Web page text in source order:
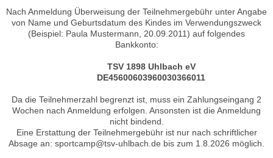
Nach Anmeldung Überweisung der Teilnehmergebühr unter Angabe
von Name und Geburtsdatum des Kindes im Verwendungszweck
(Beispiel: Paula Mustermann, 20.09.2011) auf folgendes
Bankkonto:
TSV 1898 Uhlbach eV
DE45600603960030366011
Da die Teilnehmerzahl begrenzt ist, muss ein Zahlungseingang 2
Wochen nach Anmeldung erfolgen. Ansonsten ist die Anmeldung
nicht bindend.
Eine Erstattung der Teilnehmergebühr ist nur nach schriftlicher
Absage an: sportcamp@tsv-uhlbach.de bis zum 1.8.2026 möglich.